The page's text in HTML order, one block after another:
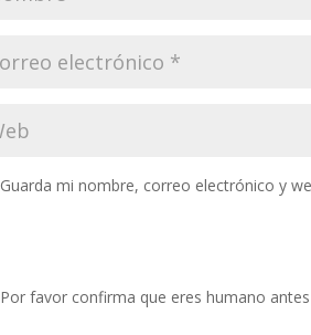
Guarda mi nombre, correo electrónico y
Por favor confirma que eres humano